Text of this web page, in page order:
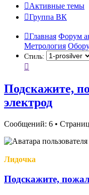
Активные темы
Группа ВК
Главная Форум
Метрология
Стиль:
Подскажите,
электрод
Сообщений: 6 •
Лидочка
Подскажите,